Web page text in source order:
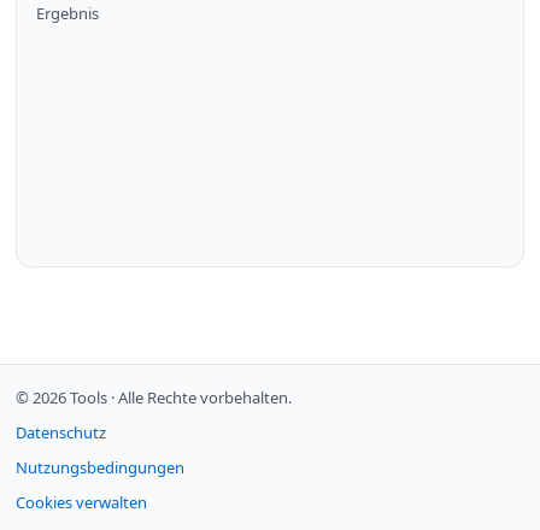
Ergebnis
© 2026 Tools ·Alle Rechte vorbehalten.
Datenschutz
Nutzungsbedingungen
Cookies verwalten